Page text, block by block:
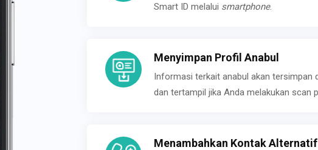
Smart ID melalui smartphone.
Menyimpan Profil Anabul
Informasi terkait anabul akan tersimpan
dan tertampil jika Anda melakukan scan
Menambahkan Kontak Alternatif